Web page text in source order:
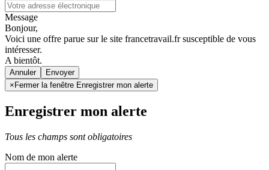
Message
Bonjour,
Voici une offre parue sur le site francetravail.fr susceptible de vous
intéresser.
A bientôt.
Annuler
× Fermer la fenêtre Enregistrer mon alerte
Enregistrer mon alerte
Tous les champs sont obligatoires
Nom de mon alerte